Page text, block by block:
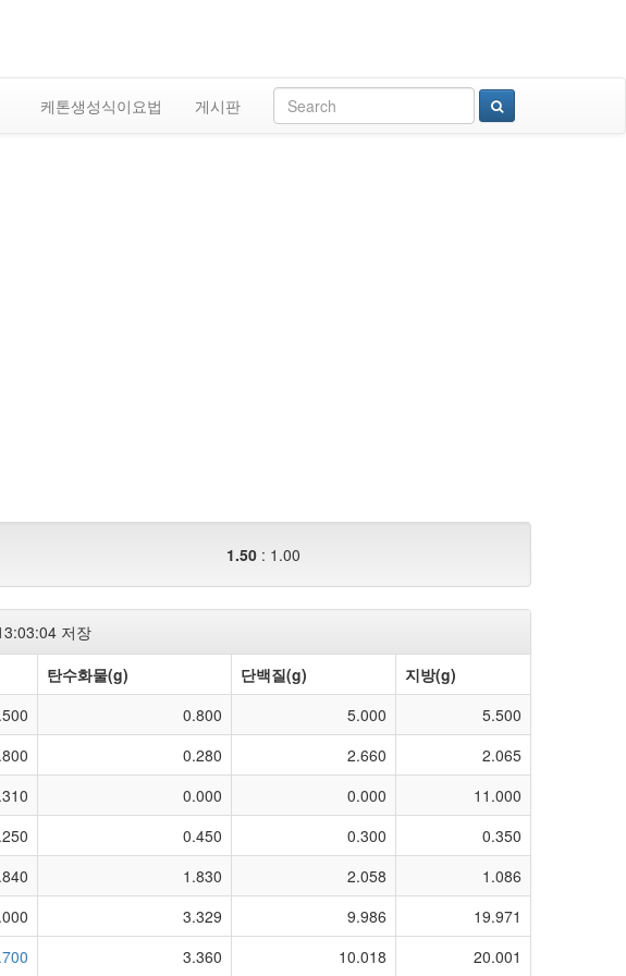
케톤생성식이요법 게시판
1.50 : 1.00
저장
탄수화물(g) 단백질(g)
지방(g)
0.800 5.000
5.500
0.280 2.660
2.065
0.000 0.000
11.000
0.450 0.300
0.350
1.830 2.058
1.086
3.329 9.986
19.971
3.360 10.018 20.001